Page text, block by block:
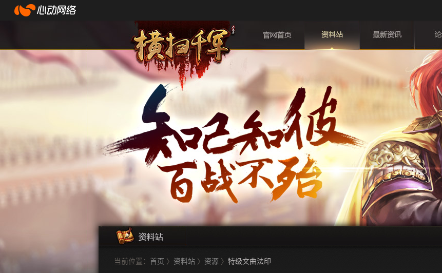
当前位置： 首页 〉 资料站 〉 资源 〉 特级文曲法印